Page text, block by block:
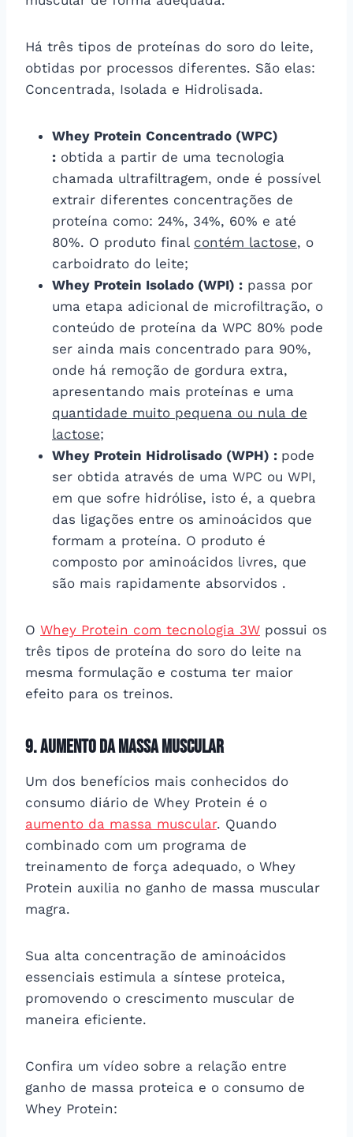
Há três tipos de proteínas do soro do leite,
obtidas por processos diferentes. São elas:
Concentrada, Isolada e Hidrolisada.
Whey Protein Concentrado (WPC)
: obtida a partir de uma tecnologia
chamada ultrafiltragem, onde é possível
extrair diferentes concentrações de
proteína como: 24%, 34%, 60% e até
80%. O produto final contém lactose, o
carboidrato do leite;
Whey Protein Isolado (WPI) : passa por
uma etapa adicional de microfiltração, o
conteúdo de proteína da WPC 80% pode
ser ainda mais concentrado para 90%,
onde há remoção de gordura extra,
apresentando mais proteínas e uma
quantidade muito pequena ou nula de
lactose;
Whey Protein Hidrolisado (WPH) : pode
ser obtida através de uma WPC ou WPI,
em que sofre hidrólise, isto é, a quebra
das ligações entre os aminoácidos que
formam a proteína. O produto é
composto por aminoácidos livres, que
são mais rapidamente absorvidos .
O Whey Protein com tecnologia 3W possui os
três tipos de proteína do soro do leite na
mesma formulação e costuma ter maior
efeito para os treinos.
9. Aumento da massa muscular
Um dos benefícios mais conhecidos do
consumo diário de Whey Protein é o
aumento da massa muscular. Quando
combinado com um programa de
treinamento de força adequado, o Whey
Protein auxilia no ganho de massa muscular
magra.
Sua alta concentração de aminoácidos
essenciais estimula a síntese proteica,
promovendo o crescimento muscular de
maneira eficiente.
Confira um vídeo sobre a relação entre
ganho de massa proteica e o consumo de
Whey Protein: